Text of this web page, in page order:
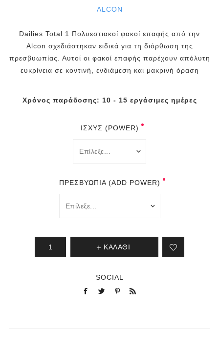
ALCON
Dailies Total 1 Πολυεστιακοί φακοί επαφής από την
Alcon σχεδιάστηκαν ειδικά για τη διόρθωση της
πρεσβυωπίας. Αυτοί οι φακοί επαφής παρέχουν απόλυτη
ευκρίνεια σε κοντινή, ενδιάμεση και μακρινή όραση
Χρόνος παράδοσης: 10 - 15 εργάσιμες ημέρες
ΙΣΧΎΣ (POWER)
ΠΡΕΣΒΥΩΠΊΑ (ADD POWER)
ΚΑΛΆΘΙ
SOCIAL